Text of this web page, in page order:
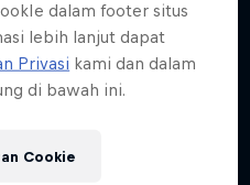
flow
5 episodes
dalam footer situs
lebih lanjut dapat
Privasi kami dan dalam
di bawah ini.
Cookie